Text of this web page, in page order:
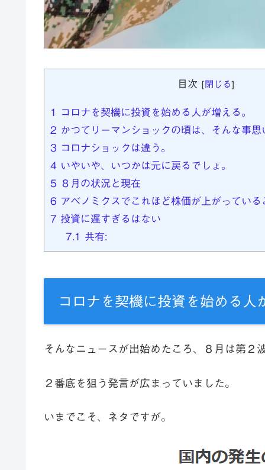
目次 [閉じる]
1
コロナを契機に投資を始める人が増える。
2 かつてリーマンショックの頃は、そんな事
3 コロナショックは違う。
4 いやいや、いつかは元に戻るでしょ。
5 ８月の状況と現在
6 アベノミクスでこれほど株価が上がってい
7 投資に遅すぎるはない
7.1
共有:
コロナを契機に投資を始める人
そんなニュースが出始めたころ、８月は第２
２番底を狙う発言が広まっていました。
いまでこそ、ネタですが。